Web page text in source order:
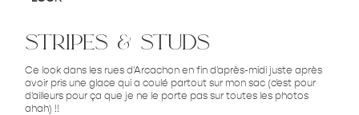
stripes & studs
Ce look dans les rues d'Arcachon en fin d'après-midi juste après
avoir pris une glace qui a coulé partout sur mon sac (c'est pour
d'ailleurs pour ça que je ne le porte pas sur toutes les photos
ahah) !!